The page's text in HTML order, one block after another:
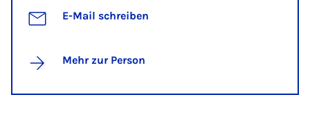
E-Mail schreiben
Mehr zur Person